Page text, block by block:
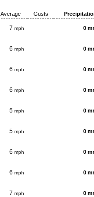
Average Gusts
7 mph 0
6 mph 0
6 mph 0
6 mph 0
5 mph 0
5 mph 0
6 mph 0
6 mph 0
7 mph 0